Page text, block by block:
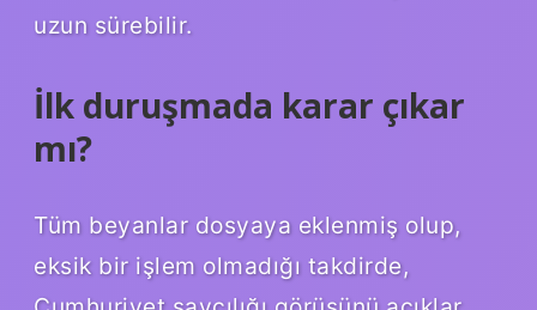
uzun sürebilir.
İlk duruşmada karar çıkar
mı?
Tüm beyanlar dosyaya eklenmiş olup,
eksik bir işlem olmadığı takdirde,